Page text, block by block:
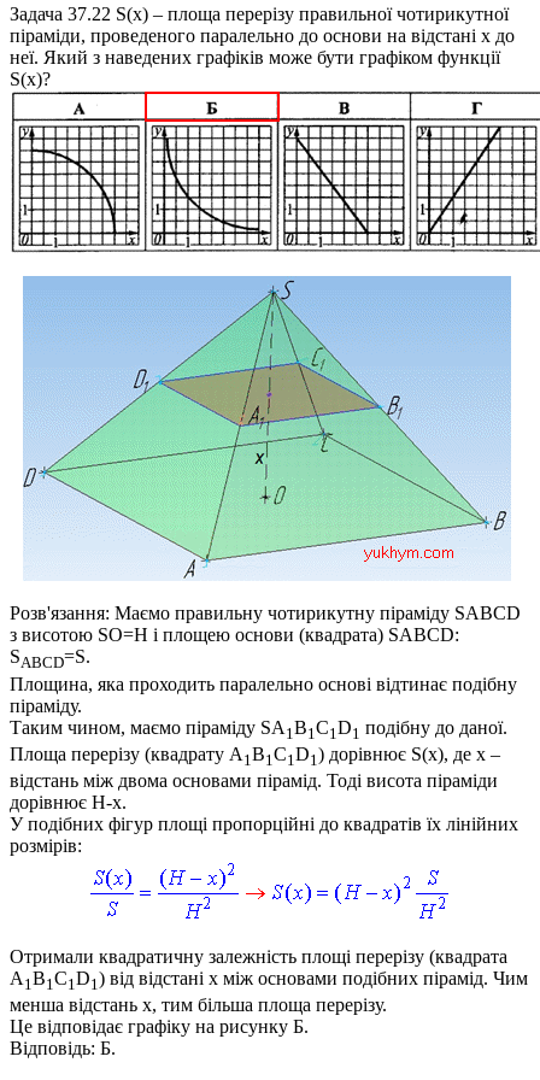
Задача 37.22 S(x) – площа перерізу правильної чотирикутної
піраміди, проведеного паралельно до основи на відстані x до
неї. Який з наведених графіків може бути графіком функції
S(x)?
Розв'язання: Маємо правильну чотирикутну піраміду SABCD
з висотою SO=H і площею основи (квадрата) SABCD:
SABCD=S.
Площина, яка проходить паралельно основі відтинає подібну
піраміду.
Таким чином, маємо піраміду SA 1 B1 C1 D1 подібну до даної.
Площа перерізу (квадрату A 1 B1 C1 D1 ) дорівнює S(x), де x –
відстань між двома основами пірамід. Тоді висота піраміди
дорівнює H-x.
У подібних фігур площі пропорційні до квадратів їх лінійних
розмірів:
Отримали квадратичну залежність площі перерізу (квадрата
A 1B1C1D1) від відстані x між основами подібних пірамід. Чим
менша відстань x, тим більша площа перерізу.
Це відповідає графіку на рисунку Б.
Відповідь: Б.